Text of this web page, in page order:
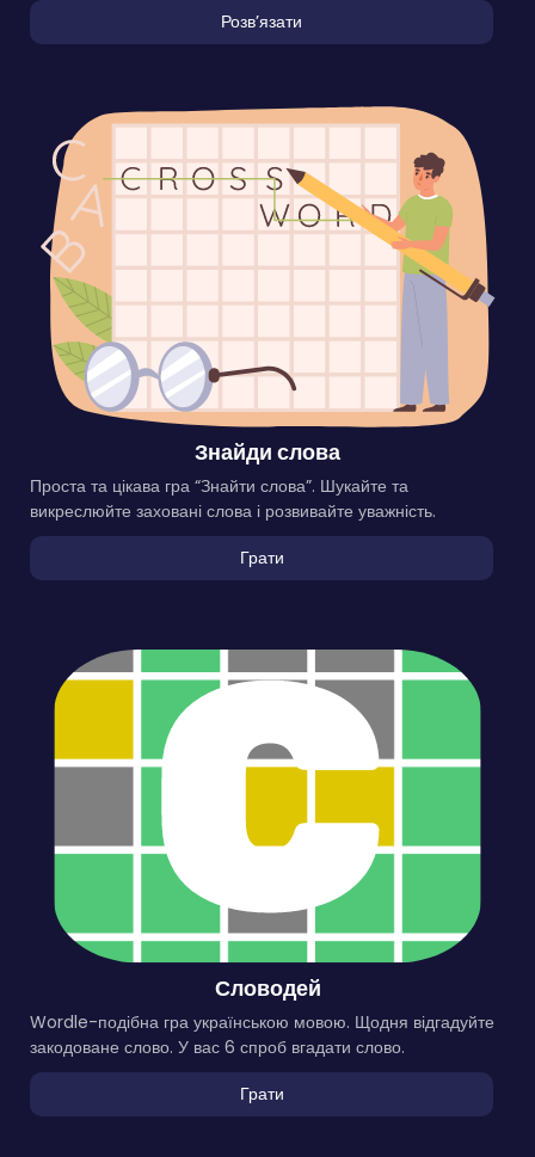
Розвʼязати
Знайди слова
Проста та цікава гра “Знайти слова”. Шукайте та
викреслюйте заховані слова і розвивайте уважність.
Грати
Словодей
Wordle-подібна гра українською мовою. Щодня відгадуйте
закодоване слово. У вас 6 спроб вгадати слово.
Грати